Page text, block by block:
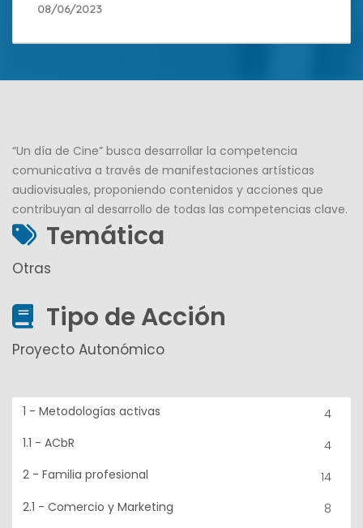
08/06/2023
“Un día de Cine” busca desarrollar la competencia
comunicativa a través de manifestaciones artísticas
audiovisuales, proponiendo contenidos y acciones que
contribuyan al desarrollo de todas las competencias clave.
Temática
Otras
Tipo de Acción
Proyecto Autonómico
1 - Metodologías activas
4
1.1 - ACbR
4
2 - Familia profesional
14
2.1 - Comercio y Marketing
8